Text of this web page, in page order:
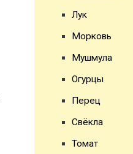
Лук
Морковь
Мушмула
Огурцы
Перец
Свёкла
Томат